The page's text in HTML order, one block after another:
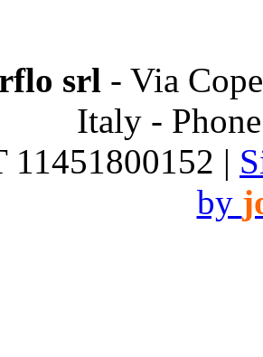
srl - Via
Italy -
11451800152 |
by